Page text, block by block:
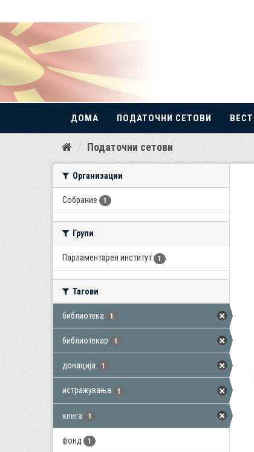
Прескокнете
ДОМА ПОДАТОЧНИ СЕТОВИ
Податочни сетови
Организации
Собрание 1
Групи
Парламентарен институт 1
Тагови
библиотека 1
библиотекар 1
донација 1
истражувања 1
книга 1
фонд 1